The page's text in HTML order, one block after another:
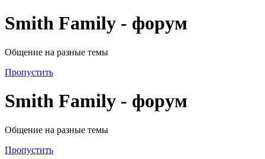
Smith Family - форум
Общение на разные темы
Пропустить
Smith Family - форум
Общение на разные темы
Пропустить